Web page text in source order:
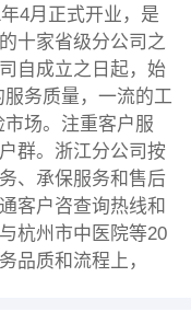
4月正式开业，是
十家省级分公司之
自成立之日起，始
务质量，一流的工
场。注重客户服
群。浙江分公司按
、承保服务和售后
客户咨查询热线和
杭州市中医院等20
品质和流程上，